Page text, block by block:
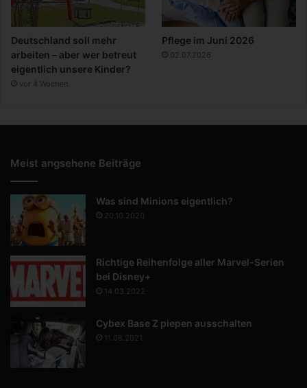
Deutschland soll mehr
arbeiten – aber wer betreut
eigentlich unsere Kinder?
vor 4 Wochen
Pflege im Juni 2026
02.07.2026
Meist angsehene Beiträge
Was sind Minions eigentlich?
20.10.2020
Richtige Reihenfolge aller Marvel-Serien
bei Disney+
14.03.2022
Cybex Base Z piepen ausschalten
11.08.2021